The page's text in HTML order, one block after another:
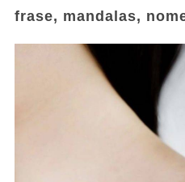
frase, mandalas,